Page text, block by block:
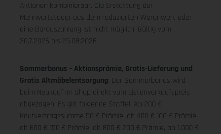
Aktionen kombinierbar. Die Erstattung der
Mehrwertsteuer aus dem reduzierten Warenwert oder
eine Barauszahlung ist nicht möglich. Gültig vom
30.7.2026 bis 25.08.2026
Sommerbonus – Aktionsprämie, Gratis-Lieferung und
Gratis Altmöbelentsorgung: Der Sommerbonus wird
beim Neukauf im Shop direkt vom Listenverkaufspreis
abgezogen. Es gilt folgende Staffel: Ab 200 €
Kaufvertragssumme 50 € Prämie, ab 400 € 100 € Prämie,
ab 600 € 150 € Prämie, ab 800 € 200 € Prämie, ab 1.000 €